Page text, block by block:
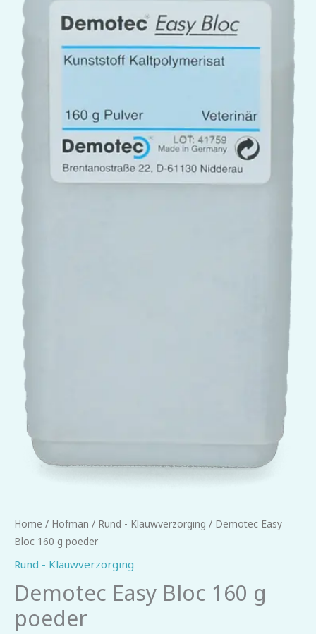
Home / Hofman / Rund - Klauwverzorging / Demotec Easy
Bloc 160 g poeder
Rund - Klauwverzorging
Demotec Easy Bloc 160 g
poeder